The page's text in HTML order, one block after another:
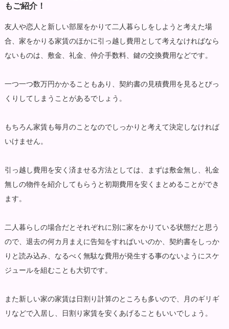
もご紹介！
友人や恋人と新しい部屋をかりて二人暮らしをしようと考えた場
合、家をかりる家賃のほかに引っ越し費用として考えなければなら
ないものは、敷金、礼金、仲介手数料、鍵の交換費用などです。
一つ一つ数万円かかることもあり、契約書の見積費用を見るとびっ
くりしてしまうことがあるでしょう。
もちろん家賃も毎月のことなのでしっかりと考えて決定しなければ
いけません。
引っ越し費用を安く済ませる方法としては、まずは敷金無し、礼金
無しの物件を紹介してもらうと初期費用を安くまとめることができ
ます。
二人暮らしの場合だとそれぞれに別に家をかりている状態だと思う
ので、退去の何カ月まえに告知をすればいいのか、契約書をしっか
りと読み込み、なるべく無駄な費用が発生する事のないようにスケ
ジュールを組むことも大切です。
また新しい家の家賃は日割り計算のところも多いので、月のギリギ
リなどで入居し、日割り家賃を安くあげることもいいでしょう。